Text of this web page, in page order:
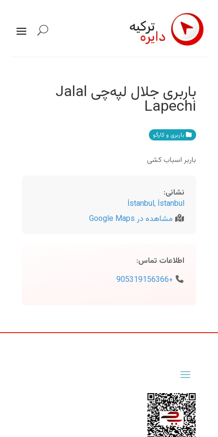
باربری جلال لپه‌چی Jalal
Lapechi
باربری و کارگو
باربر اسباب کشی
نشانی:
İstanbul, İstanbul
مشاهده در Google Maps
اطلاعات تماس:
+905319156366